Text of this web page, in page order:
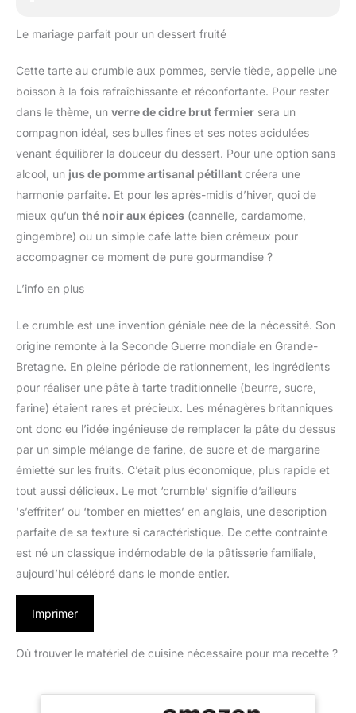
Le mariage parfait pour un dessert fruité
Cette tarte au crumble aux pommes, servie tiède, appelle une
boisson à la fois rafraîchissante et réconfortante. Pour rester
dans le thème, un verre de cidre brut fermier sera un
compagnon idéal, ses bulles fines et ses notes acidulées
venant équilibrer la douceur du dessert. Pour une option sans
alcool, un jus de pomme artisanal pétillant créera une
harmonie parfaite. Et pour les après-midis d’hiver, quoi de
mieux qu’un thé noir aux épices (cannelle, cardamome,
gingembre) ou un simple café latte bien crémeux pour
accompagner ce moment de pure gourmandise ?
L’info en plus
Le crumble est une invention géniale née de la nécessité. Son
origine remonte à la Seconde Guerre mondiale en Grande-
Bretagne. En pleine période de rationnement, les ingrédients
pour réaliser une pâte à tarte traditionnelle (beurre, sucre,
farine) étaient rares et précieux. Les ménagères britanniques
ont donc eu l’idée ingénieuse de remplacer la pâte du dessus
par un simple mélange de farine, de sucre et de margarine
émietté sur les fruits. C’était plus économique, plus rapide et
tout aussi délicieux. Le mot ‘crumble’ signifie d’ailleurs
‘s’effriter’ ou ‘tomber en miettes’ en anglais, une description
parfaite de sa texture si caractéristique. De cette contrainte
est né un classique indémodable de la pâtisserie familiale,
aujourd’hui célébré dans le monde entier.
Imprimer
Où trouver le matériel de cuisine nécessaire pour ma recette ?